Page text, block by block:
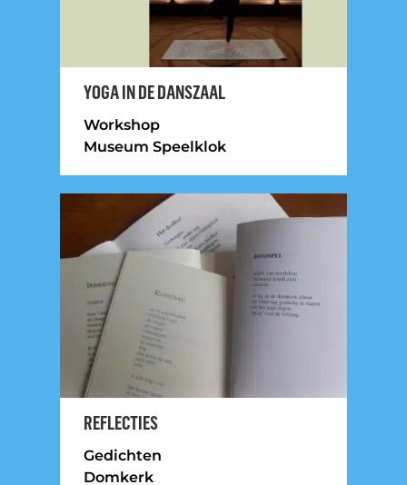
YOGA IN DE DANSZAAL
Workshop
Museum Speelklok
REFLECTIES
Gedichten
Domkerk